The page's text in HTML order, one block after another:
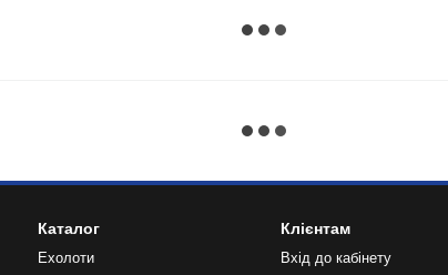
Каталог
Ехолоти
Клієнтам
Вхід до кабінету